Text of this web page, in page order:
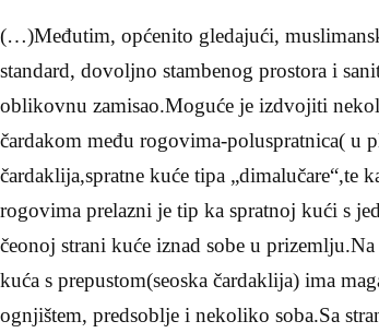
(…)Međutim, općenito gledajući,
standard, dovoljno stambenog prostora i
oblikovnu zamisao.Moguće je izdvojiti
čardakom među rogovima-poluspratnica( u
čardaklija,spratne kuće tipa „dimalučare“,te
rogovima prelazni je tip ka spratnoj kući s
čeonoj strani kuće iznad sobe u
kuća s prepustom(seoska čardaklija) ima
ognjištem, predsoblje i nekoliko soba.Sa